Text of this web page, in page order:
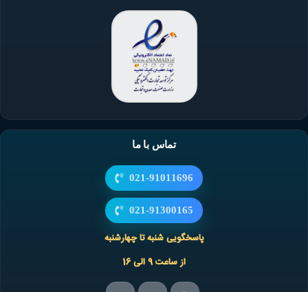
تماس با ما
021-91011696
021-91300165
پاسخگویی شنبه تا چهارشنبه
از ساعت 9 الی 16